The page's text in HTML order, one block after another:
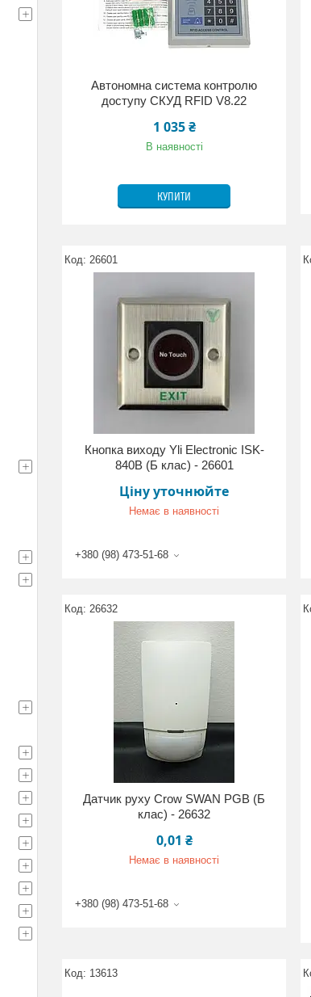
Автономна система контролю
доступу СКУД RFID V8.22
1 035 ₴
В наявності
КУПИТИ
26601
Кнопка виходу Yli Electronic ISK-
840B (Б клас) - 26601
Ціну уточнюйте
Немає в наявності
+380 (98) 473-51-68
26632
Датчик руху Crow SWAN PGB (Б
клас) - 26632
0,01 ₴
Немає в наявності
+380 (98) 473-51-68
13613